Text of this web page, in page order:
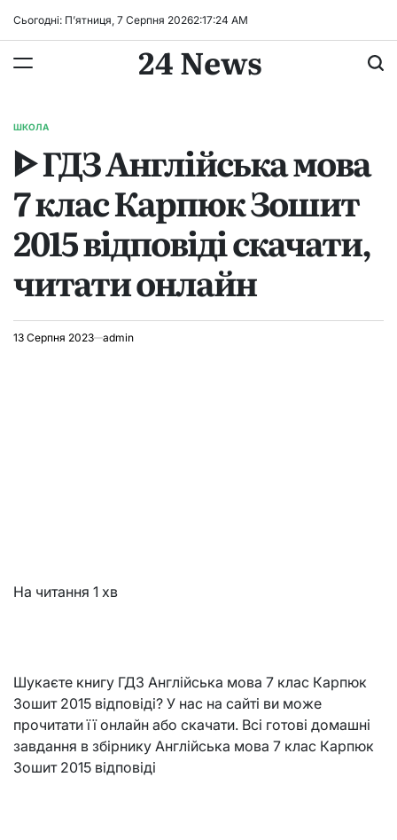
Сьогодні: П’ятниця, 7 Серпня 20262:17:25 AM
24 News
ОПУБЛІКУВАТИ
ШКОЛА
ᐈ ГДЗ Англійська мова
7 клас Карпюк Зошит
2015 відповіді скачати,
читати онлайн
13 Серпня 2023 admin
На читання 1 хв
Шукаєте книгу ГДЗ Англійська мова 7 клас Карпюк
Зошит 2015 відповіді? У нас на сайті ви може
прочитати її онлайн або скачати. Всі готові домашні
завдання в збірнику Англійська мова 7 клас Карпюк
Зошит 2015 відповіді